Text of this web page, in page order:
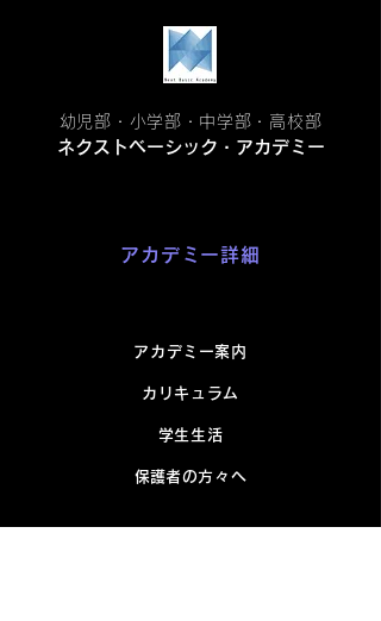
幼児部・小学部・中学部・高校部
ネクストベーシック・アカデミー
アカデミー詳細
アカデミー案内
カリキュラム
学生生活
​保護者の方々へ